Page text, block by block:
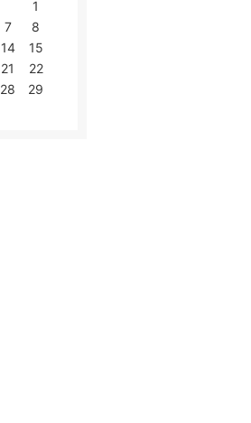
1
7
8
14
15
21
22
28
29